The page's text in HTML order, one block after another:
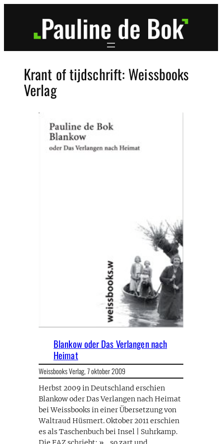
Krant of tijdschrift: Weissbooks
Verlag
Blankow oder Das Verlangen nach
Heimat
Weissbooks Verlag,7 oktober 2009
Herbst 2009 in Deutschland erschien
Blankow oder Das Verlangen nach Heimat
bei Weissbooks in einer Übersetzung von
Waltraud Hüsmert. Oktober 2011 erschien
es als Taschenbuch bei Insel | Suhrkamp.